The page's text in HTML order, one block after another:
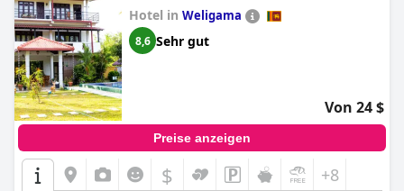
Hotel in Weligama
8,6 Sehr gut
Von 24 $
Preise anzeigen
$ +8